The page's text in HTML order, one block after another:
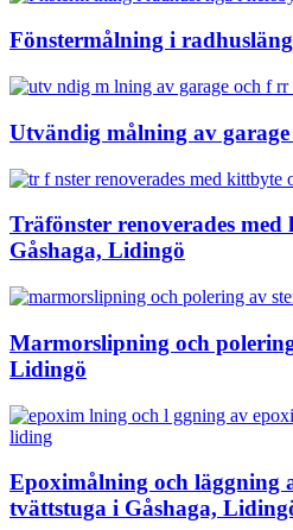
Fönstermålning i
Utvändig målning av
Träfönster renoverades
Gåshaga, Lidingö
Marmorslipning och
Lidingö
Epoximålning och läggning
tvättstuga i Gåshaga,